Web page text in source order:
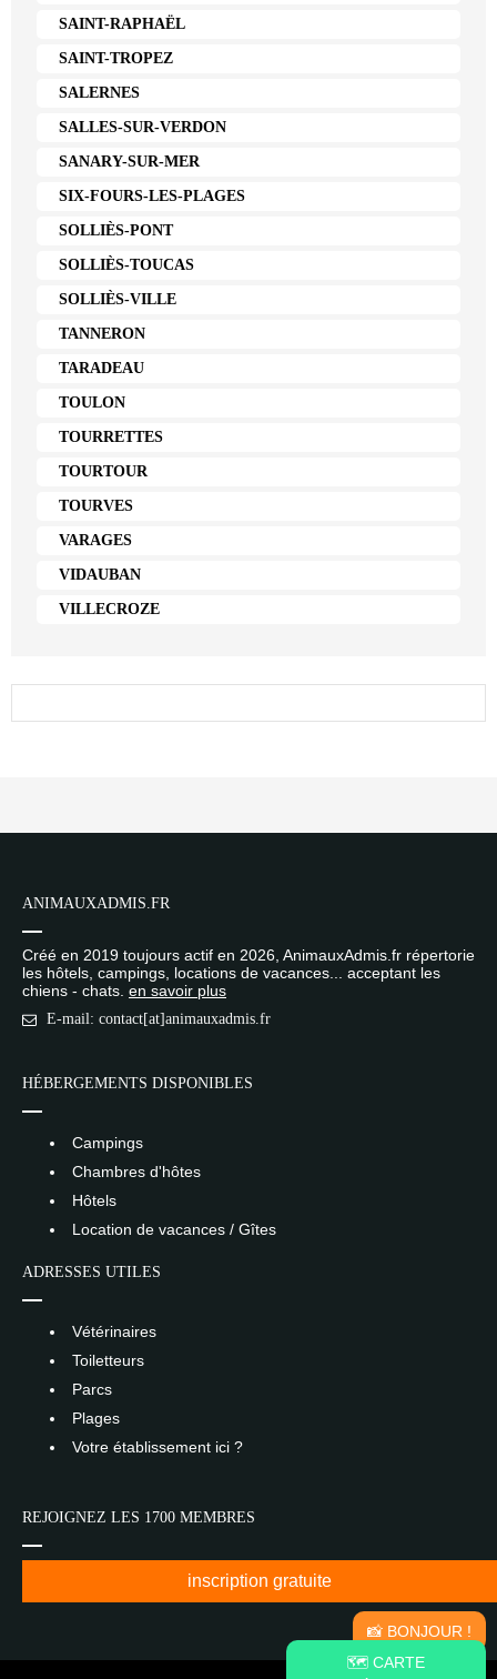
SAINT-RAPHAËL
SAINT-TROPEZ
SALERNES
SALLES-SUR-VERDON
SANARY-SUR-MER
SIX-FOURS-LES-PLAGES
SOLLIÈS-PONT
SOLLIÈS-TOUCAS
SOLLIÈS-VILLE
TANNERON
TARADEAU
TOULON
TOURRETTES
TOURTOUR
TOURVES
VARAGES
VIDAUBAN
VILLECROZE
📸 BONJOUR !
🗺️ CARTE
ANIMAUXADMIS.FR
Créé en 2019 toujours actif en 2026, AnimauxAdmis.fr répertorie
les hôtels, campings, locations de vacances... acceptant les
chiens - chats. en savoir plus
E-mail: contact[at]animauxadmis.fr
HÉBERGEMENTS DISPONIBLES
Campings
Chambres d'hôtes
Hôtels
Location de vacances / Gîtes
ADRESSES UTILES
Vétérinaires
Toiletteurs
Parcs
Plages
Votre établissement ici ?
REJOIGNEZ LES 1700 MEMBRES
inscription gratuite